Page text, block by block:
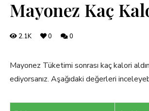
Mayonez Kaç
2.1K 0 0
Mayonez Tüketimi sonrası kaç kalori
ediyorsanız. Aşağıdaki değerleri